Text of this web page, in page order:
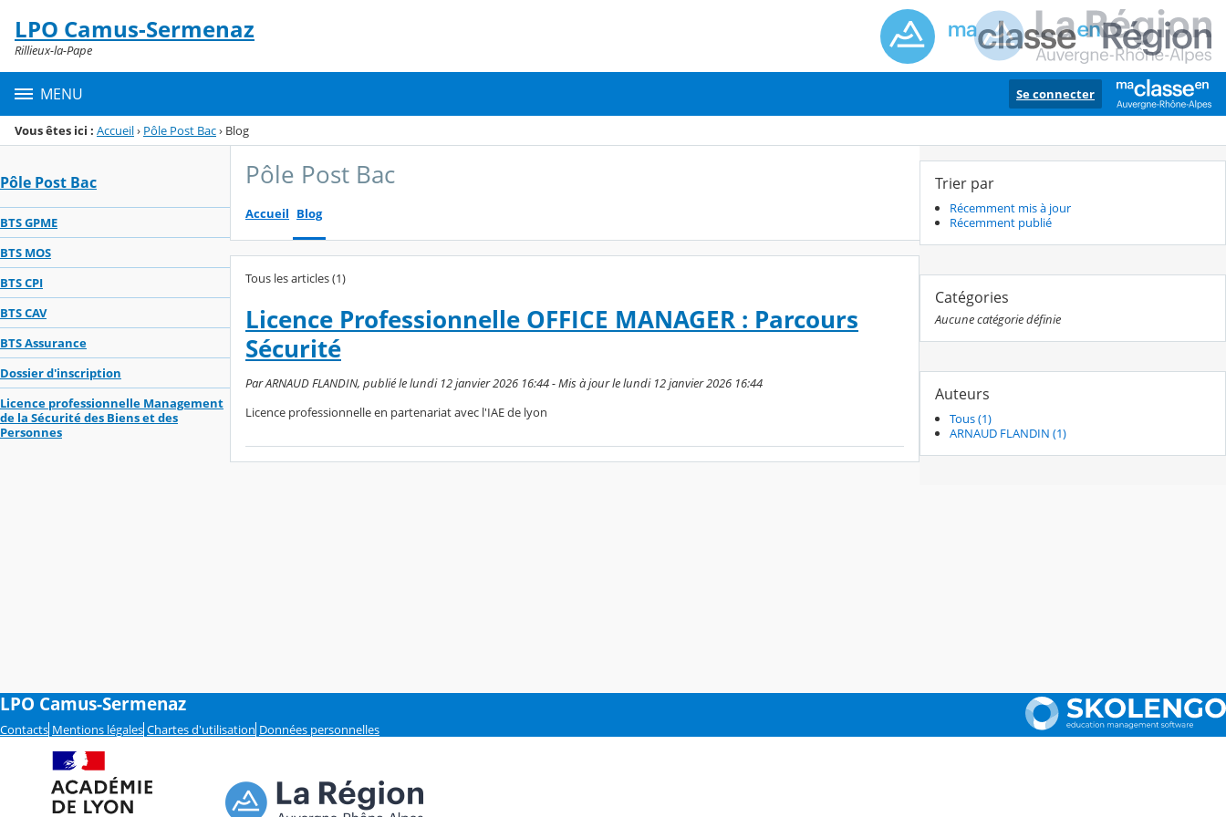
Menu de la rubrique
Contenu
LPO Camus-Sermenaz
Rillieux-la-Pape
MENU Se connecter
Vous êtes ici : Accueil› Pôle Post Bac› Blog
Pôle Post Bac
BTS GPME
BTS MOS
BTS CPI
BTS CAV
BTS Assurance
Dossier d'inscription
Licence professionnelle Management
de la Sécurité des Biens et des
Personnes
Pôle Post Bac
Accueil Blog
Tous les articles (1)
Licence Professionnelle OFFICE MANAGER : Parcours
Sécurité
Par ARNAUD FLANDIN, publié le lundi 12 janvier 2026 16:44 - Mis à jour le lundi 12 janvier 2026 16:44
Licence professionnelle en partenariat avec l'IAE de lyon
Trier par
Récemment mis à jour
Récemment publié
Catégories
Aucune catégorie définie
Auteurs
Tous (1)
ARNAUD FLANDIN (1)
LPO Camus-Sermenaz
Contacts Mentions légales Chartes d'utilisation Données personnelles